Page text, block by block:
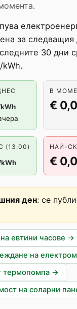
за следващия
30 дни
В
€
(13:00) НАЙ-
€
ден: се
евтини часове →
на
термопомпа →
на соларни